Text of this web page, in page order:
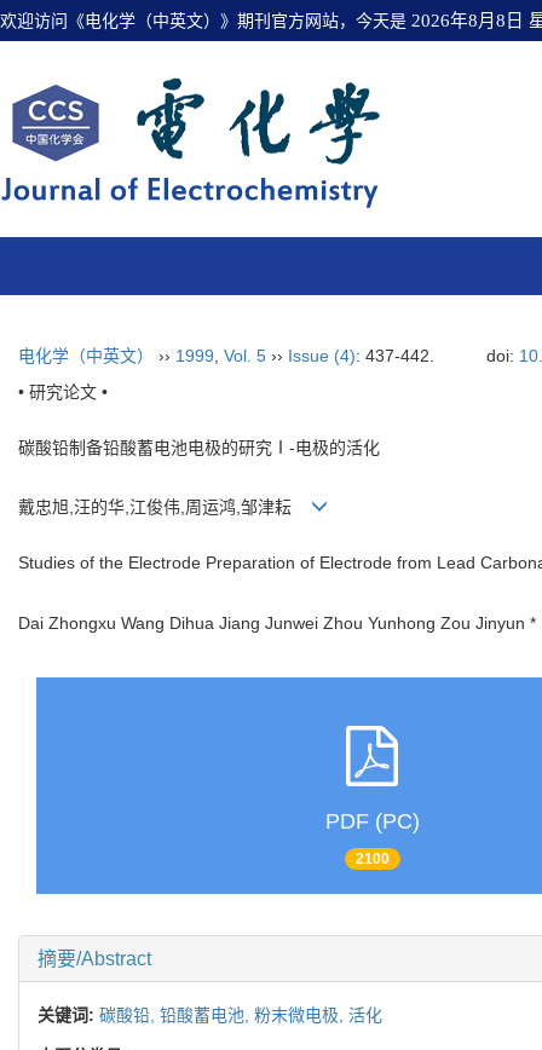
欢迎访问《电化学（中英文）》期刊官方网站，今天是 2026年8月8日
电化学（中英文） ›› 1999 Vol. 5 ›› Issue (4): 437-442. doi:
• 研究论文 •
碳酸铅制备铅酸蓄电池电极的研究Ⅰ-电极的活化
戴忠旭,汪的华,江俊伟,周运鸿,邹津耘
Studies of the Electrode Preparation of Electrode from Lead
Dai Zhongxu Wang Dihua Jiang Junwei Zhou Yunhong Zou
PDF (PC)
2100
摘要/Abstract
关键词: 碳酸铅, 铅酸蓄电池, 粉末微电极, 活化